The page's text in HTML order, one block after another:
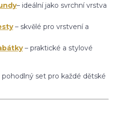
– ideální jako svrchní vrstva
– skvělé pro vrstvení a
– praktické a stylové
set pro každé dětské